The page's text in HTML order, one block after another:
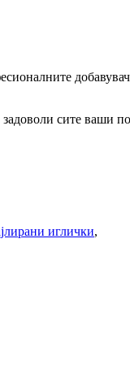
сите ваши
иглички,